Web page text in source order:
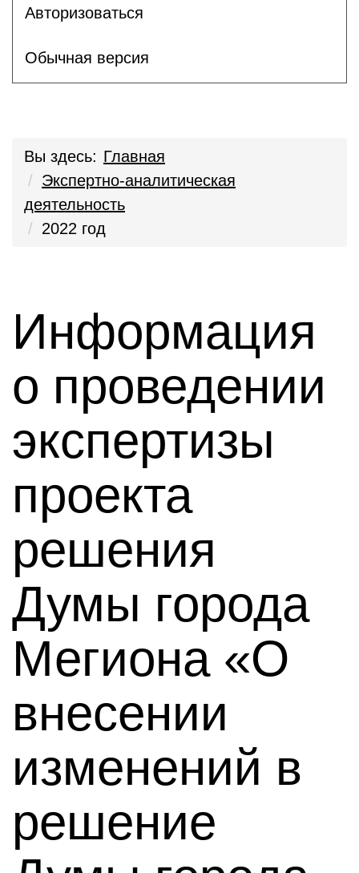
Авторизоваться
Обычная версия
Вы здесь: Главная
Экспертно-аналитическая
деятельность
2022 год
Информация
о проведении
экспертизы
проекта
решения
Думы города
Мегиона «О
внесении
изменений в
решение